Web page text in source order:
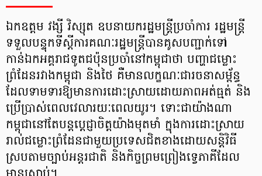
ឯកឧត្តម វង្សី វិស្សុត ឧបនាយករដ្ឋមន្ត្រីប្រចាំការ រដ្ឋមន្ត្រី
ទទួលបន្ទុកទីស្តីការគណៈរដ្ឋមន្ត្រីបានគូសបញ្ជាក់ទៅ
កាន់ឯកអគ្គរាជទូតជប៉ុនប្រចាំនៅកម្ពុជាថា បញ្ហាជម្លោះ
ព្រំដែនរវាងកម្ពុជា និងថៃ គឺមានលក្ខណៈជារចនាសម្ព័ន្ធ
ដែលទាមទារឱ្យមានការដោះស្រាយដោយភាពអត់ធ្មត់ និង
ប្រើប្រាស់ពេលវេលារយៈពេលយូរ។ ទោះជាយ៉ាងណា
កម្ពុជានៅតែបន្តប្តេជ្ញាចិត្តយ៉ាងមុតមាំ ក្នុងការដោះស្រាយ
រាល់ជម្លោះព្រំដែនជាមួយប្រទេសជិតខាងដោយសន្តិវិធី
ស្របតាមច្បាប់អន្តរជាតិ និងកិច្ចព្រមព្រៀងទ្វេភាគីដែល